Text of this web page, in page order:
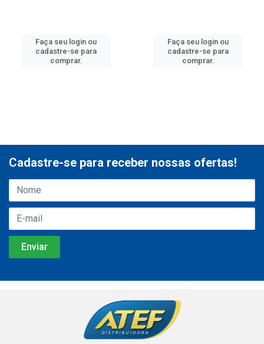
Faça seu login ou
cadastre-se para
comprar.
Faça seu login ou
cadastre-se para
comprar.
Cadastre-se para receber nossas ofertas!